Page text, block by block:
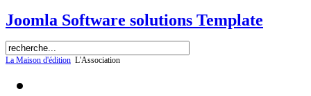
Joomla Software solutions Template
La Maison d'édition L'Association